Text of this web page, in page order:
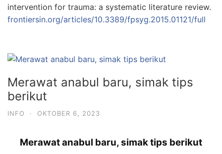
intervention for trauma: a systematic literature review.
frontiersin.org/articles/10.3389/fpsyg.2015.01121/full
Merawat anabul baru, simak tips
berikut
INFO · OKTOBER 6, 2023
Merawat anabul baru, simak tips berikut